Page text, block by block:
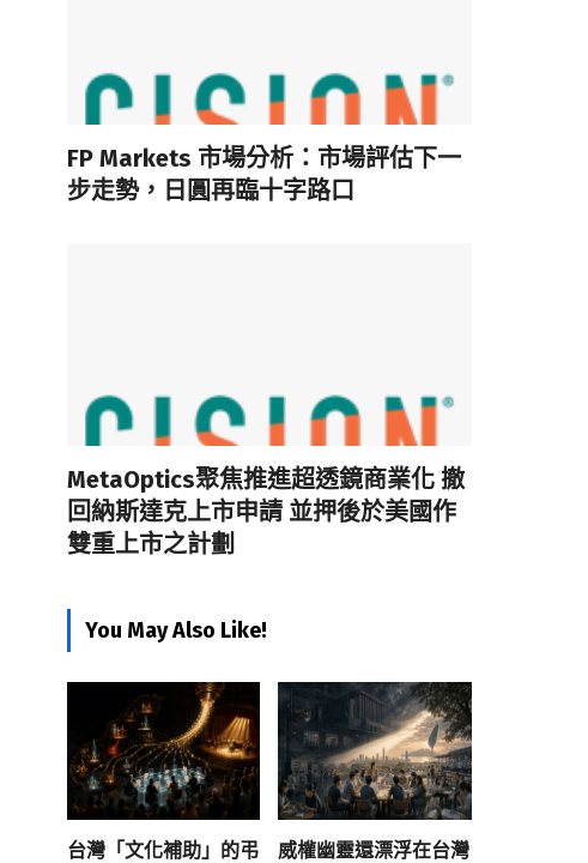
FP Markets 市場分析：市場評估下一
步走勢，日圓再臨十字路口
MetaOptics聚焦推進超透鏡商業化 撤
回納斯達克上市申請 並押後於美國作
雙重上市之計劃
You May Also Like!
台灣「文化補助」的弔
威權幽靈還漂浮在台灣